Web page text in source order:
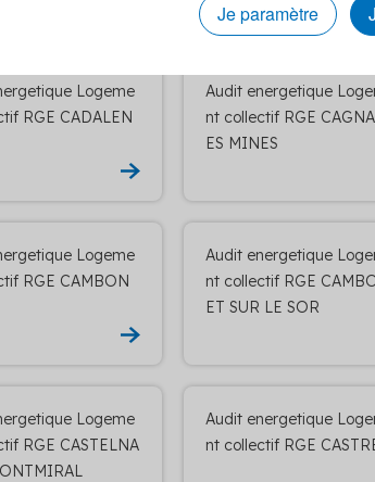
Je paramètre
Logeme
RGE CADALEN
Audit energetique
nt collectif RGE
ES MINES
Logeme
RGE CAMBON
Audit energetique
nt collectif RGE
ET SUR LE SOR
Logeme
RGE CASTELNA
Audit energetique
nt collectif RGE